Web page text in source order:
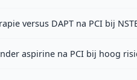
versus DAPT na PCI bij
aspirine na PCI bij hoog